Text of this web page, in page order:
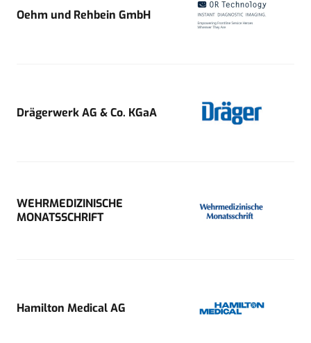
Oehm und Rehbein GmbH
Drägerwerk AG & Co. KGaA
WEHRMEDIZINISCHE
MONATSSCHRIFT
Hamilton Medical AG